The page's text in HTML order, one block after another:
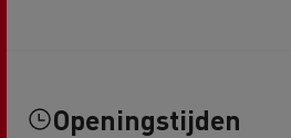
Openingstijden